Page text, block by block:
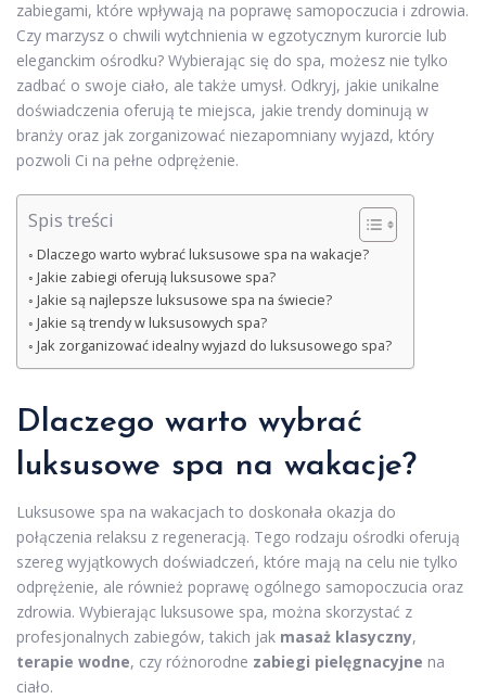
zabiegami, które wpływają na poprawę samopoczucia i zdrowia.
Czy marzysz o chwili wytchnienia w egzotycznym kurorcie lub
eleganckim ośrodku? Wybierając się do spa, możesz nie tylko
zadbać o swoje ciało, ale także umysł. Odkryj, jakie unikalne
doświadczenia oferują te miejsca, jakie trendy dominują w
branży oraz jak zorganizować niezapomniany wyjazd, który
pozwoli Ci na pełne odprężenie.
Spis treści
Dlaczego warto wybrać luksusowe spa na wakacje?
Jakie zabiegi oferują luksusowe spa?
Jakie są najlepsze luksusowe spa na świecie?
Jakie są trendy w luksusowych spa?
Jak zorganizować idealny wyjazd do luksusowego spa?
Dlaczego warto wybrać
luksusowe spa na wakacje?
Luksusowe spa na wakacjach to doskonała okazja do
połączenia relaksu z regeneracją. Tego rodzaju ośrodki oferują
szereg wyjątkowych doświadczeń, które mają na celu nie tylko
odprężenie, ale również poprawę ogólnego samopoczucia oraz
zdrowia. Wybierając luksusowe spa, można skorzystać z
profesjonalnych zabiegów, takich jak masaż klasyczny,
terapie wodne, czy różnorodne zabiegi pielęgnacyjne na
ciało.